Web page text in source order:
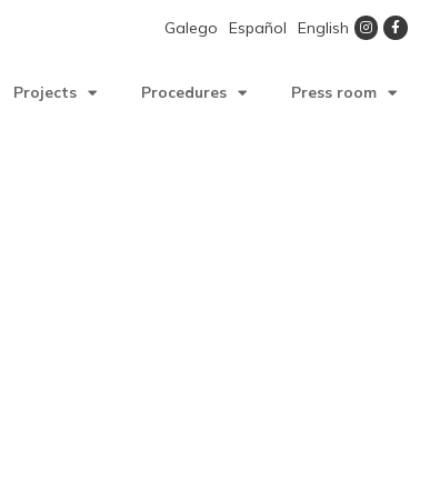
Galego Español English
Projects Procedures Press room